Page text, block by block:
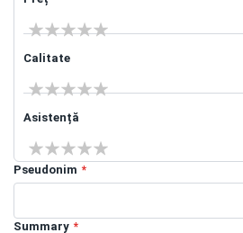
1 star2 stars
3 stars
4 stars5 stars
Calitate
1 star2 stars
3 stars
4 stars5 stars
Asistență
1 star2 stars
3 stars
4 stars5 stars
Pseudonim
Summary